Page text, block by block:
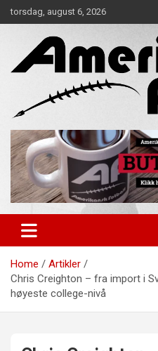
Skip
to
torsdag, august 6, 2026
Amerikansk
Home
Artikler
Chris Creighton – fra import i
høyeste college-nivå